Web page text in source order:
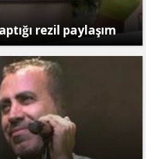
rezil paylaşım